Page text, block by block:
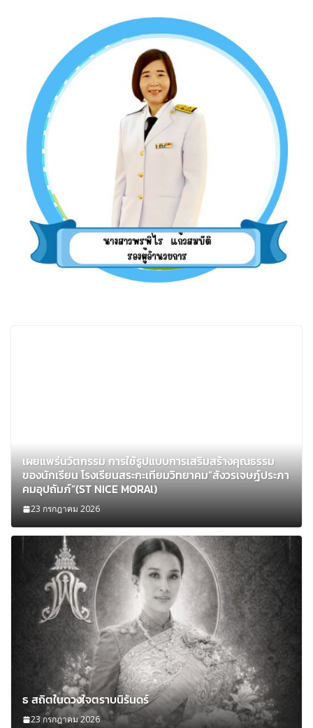
เผยแพร่นวัตกรรม การใช้รูปแบบการเสริมสร้างคุณธรรม
ของนักเรียน โรงเรียนสระกะเทียมวิทยาคม”สังวรเจษฎ์ประภา
คมอุปถัมภ์”(ST NICE MORAl)
23 กรกฎาคม 2026
ธ สถิตในดวงใจตราบนิรันดร์
23 กรกฎาคม 2026